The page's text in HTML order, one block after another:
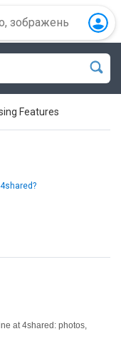
Features
at 4shared: photos,